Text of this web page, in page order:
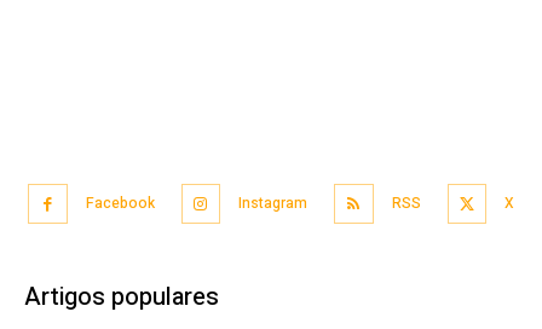
Facebook Instagram RSS X
Artigos populares